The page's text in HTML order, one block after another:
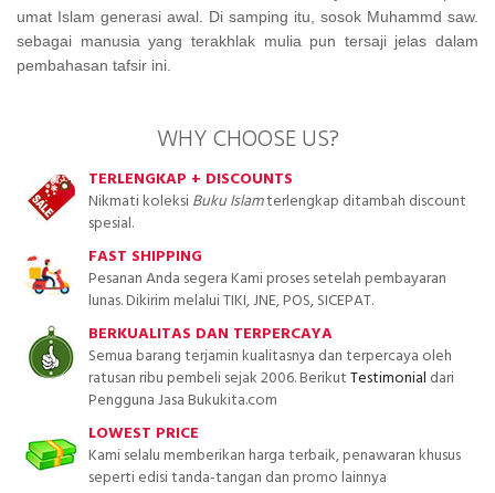
umat Islam generasi awal. Di samping itu, sosok Muhammd saw.
sebagai manusia yang terakhlak mulia pun tersaji jelas dalam
pembahasan tafsir ini.
WHY CHOOSE US?
TERLENGKAP + DISCOUNTS
Nikmati koleksiBuku Islamterlengkap ditambah discount
spesial.
FAST SHIPPING
Pesanan Anda segera Kami proses setelah pembayaran
lunas. Dikirim melalui TIKI, JNE, POS, SICEPAT.
BERKUALITAS DAN TERPERCAYA
Semua barang terjamin kualitasnya dan terpercaya oleh
ratusan ribu pembeli sejak 2006. BerikutTestimonial dari
Pengguna Jasa Bukukita.com
LOWEST PRICE
Kami selalu memberikan harga terbaik, penawaran khusus
seperti edisi tanda-tangan dan promo lainnya